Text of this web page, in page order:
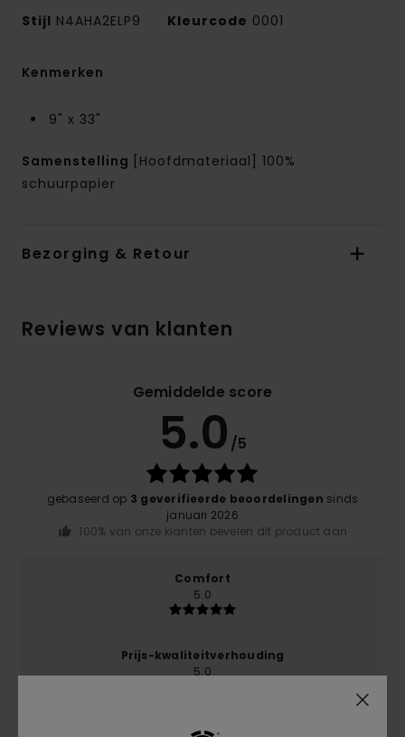
Stijl N4AHA2ELP9 Kleurcode 0001
Kenmerken
9" x 33"
Samenstelling
[Hoofdmateriaal] 100%
schuurpapier
Bezorging & Retour
Reviews van klanten
Gemiddelde score
5.0 /5
gebaseerd op 3 geverifieerde beoordelingen sinds
januari 2026
100% van onze klanten bevelen dit product aan
Comfort
5.0
Prijs-kwaliteitverhouding
5.0